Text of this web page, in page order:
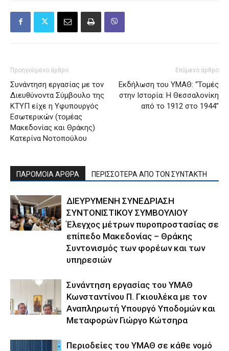
Προηγούμενο άρθρο
Συνάντηση εργασίας με τον
Διευθύνοντα Σύμβουλο της
ΚΤΥΠ είχε η Υφυπουργός
Εσωτερικών (τομέας
Μακεδονίας και Θράκης)
Κατερίνα Νοτοπούλου
Επόμενο άρθρο
Εκδήλωση του ΥΜΑΘ: “Τομές
στην Ιστορία: Η Θεσσαλονίκη
από το 1912 στο 1944”
ΠΑΡΟΜΟΙΑ ΑΡΘΡΑ ΠΕΡΙΣΣΟΤΕΡΑ ΑΠΟ ΤΟΝ ΣΥΝΤΑΚΤΗ
ΔΙΕΥΡΥΜΕΝΗ ΣΥΝΕΔΡΙΑΣΗ
ΣΥΝΤΟΝΙΣΤΙΚΟΥ ΣΥΜΒΟΥΛΙΟΥ
Έλεγχος μέτρων πυροπροστασίας σε
επίπεδο Μακεδονίας – Θράκης
Συντονισμός των φορέων και των
υπηρεσιών
Συνάντηση εργασίας του ΥΜΑΘ
Κωνσταντίνου Π. Γκιουλέκα με τον
Αναπληρωτή Υπουργό Υποδομών και
Μεταφορών Γιώργο Κώτσηρα
Περιοδείες του ΥΜΑΘ σε κάθε νομό